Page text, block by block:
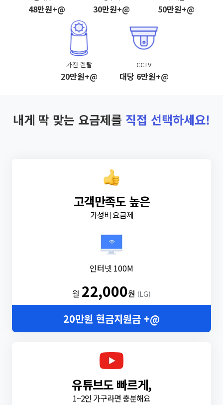
48만원+@ 30만원+@ 50만원+@
가전 렌탈
20만원+@
CCTV
대당 6만원+@
내게 딱 맞는 요금제를 직접 선택하세요!
고객만족도 높은
가성비 요금제
인터넷 100M
월 22,000원 (LG)
20만원 현금지원금 +@
유튜브도 빠르게,
1~2인 가구라면 충분해요